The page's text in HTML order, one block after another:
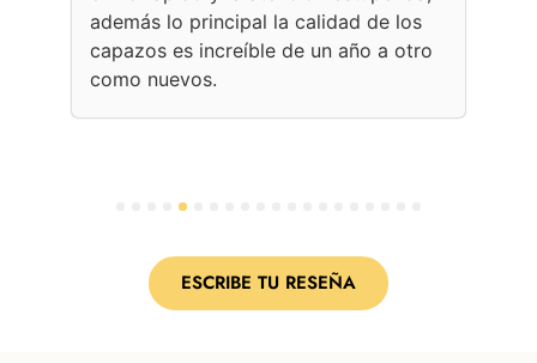
además lo principal la calidad de los
capazos es increíble de un año a otro
como nuevos.
9
ESCRIBE TU RESEÑA